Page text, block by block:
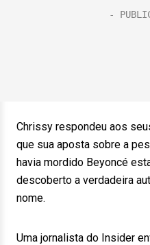
Chrissy respondeu aos
que sua aposta sobre a
havia mordido Beyoncé
descoberto a verdadeira
nome.
Uma jornalista do Insider